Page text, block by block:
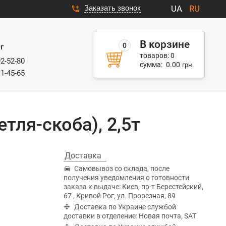
Заказать звонок UA RU
52-80
45-65
0 В корзине
товаров:0
сумма: 0.00 грн.
скоба), 2,5т
Доставка
Самовывоз со склада, после
получения уведомления о готовности
заказа к выдаче: Киев, пр-т Берестейский,
67 , Кривой Рог, ул. Прорезная, 89
Доставка по Украине службой
доставки в отделение: Новая почта, SAT